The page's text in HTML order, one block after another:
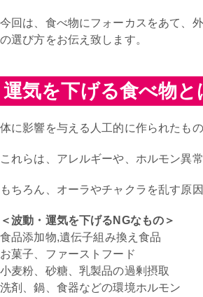
今回は、食べ物にフォーカスをあて、
の選び方をお伝え致します。
運気を下げる食べ物と
体に影響を与える人工的に作られたもの
これらは、アレルギーや、ホルモン異
もちろん、オーラやチャクラを乱す原
＜波動・運気を下げるNGなもの＞
食品添加物,遺伝子組み換え食品
お菓子、ファーストフード
小麦粉、砂糖、乳製品の過剰摂取
洗剤、鍋、食器などの環境ホルモン